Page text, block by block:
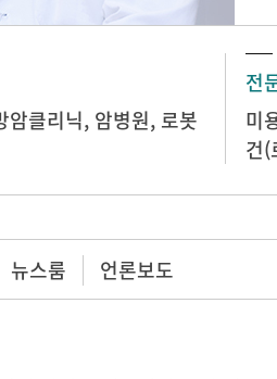
암클리닉, 암병원, 로봇
전
미
건(
뉴스룸 언론보도